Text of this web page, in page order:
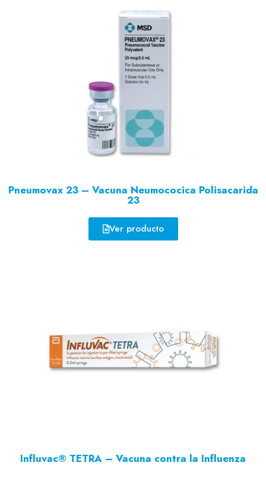
Pneumovax 23 – Vacuna Neumococica Polisacarida
23
Ver producto
Influvac® TETRA – Vacuna contra la Influenza